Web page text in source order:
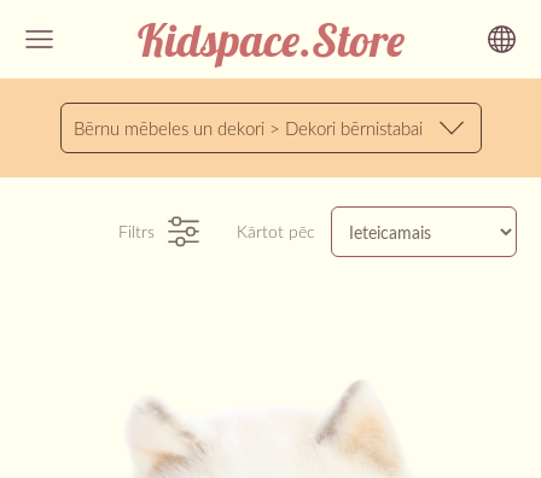
Kidspace.Store
Bērnu mēbeles un dekori > Dekori bērnistabai
Filtrs Kārtot pēc